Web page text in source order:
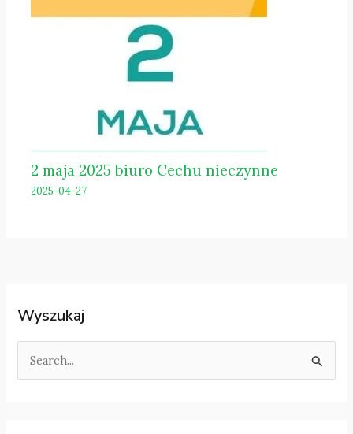
2 maja 2025 biuro Cechu nieczynne
2025-04-27
Wyszukaj